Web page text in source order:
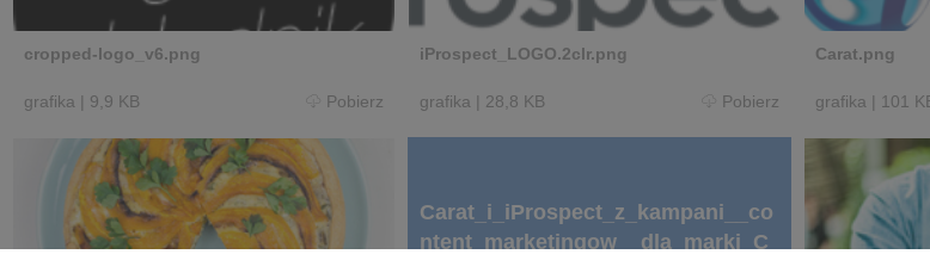
cropped-logo_v6.png
grafika | 9,9 KB Pobierz
iProspect_LOGO.2clr.png
grafika | 28,8 KB Pobierz
Carat.png
grafika | 101
Carat_i_iProspect_z_kampani__co
ntent_marketingow__dla_marki_C